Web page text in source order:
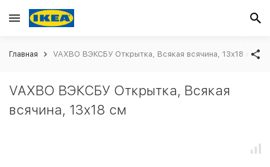
Главная VAXBO ВЭКСБУ Открытка, Всякая всячина, 13x18 см
VAXBO ВЭКСБУ Открытка, Всякая
всячина, 13x18 см